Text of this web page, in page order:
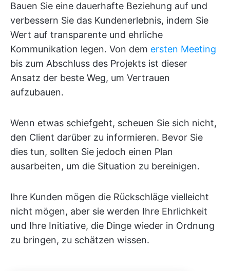
Bauen Sie eine dauerhafte Beziehung auf und
verbessern Sie das Kundenerlebnis, indem Sie
Wert auf transparente und ehrliche
Kommunikation legen. Von dem ersten Meeting
bis zum Abschluss des Projekts ist dieser
Ansatz der beste Weg, um Vertrauen
aufzubauen.
Wenn etwas schiefgeht, scheuen Sie sich nicht,
den Client darüber zu informieren. Bevor Sie
dies tun, sollten Sie jedoch einen Plan
ausarbeiten, um die Situation zu bereinigen.
Ihre Kunden mögen die Rückschläge vielleicht
nicht mögen, aber sie werden Ihre Ehrlichkeit
und Ihre Initiative, die Dinge wieder in Ordnung
zu bringen, zu schätzen wissen.